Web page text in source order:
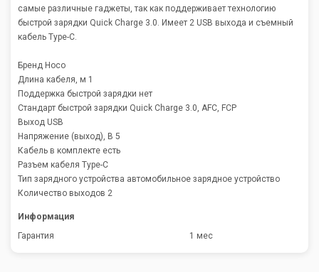
самые различные гаджеты, так как поддерживает технологию
быстрой зарядки Quick Charge 3.0. Имеет 2 USB выхода и съемный
кабель Type-C.
Бренд Hoco
Длина кабеля, м 1
Поддержка быстрой зарядки нет
Стандарт быстрой зарядки Quick Charge 3.0, AFC, FCP
Выход USB
Напряжение (выход), В 5
Кабель в комплекте есть
Разъем кабеля Type-C
Тип зарядного устройства автомобильное зарядное устройство
Количество выходов 2
Информация
Гарантия
1 мес